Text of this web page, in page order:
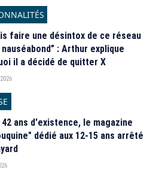
faire une désintox de ce réseau
: Arthur explique
il a décidé de quitter X
ans d'existence, le magazine
dédié aux 12-15 ans arrêté